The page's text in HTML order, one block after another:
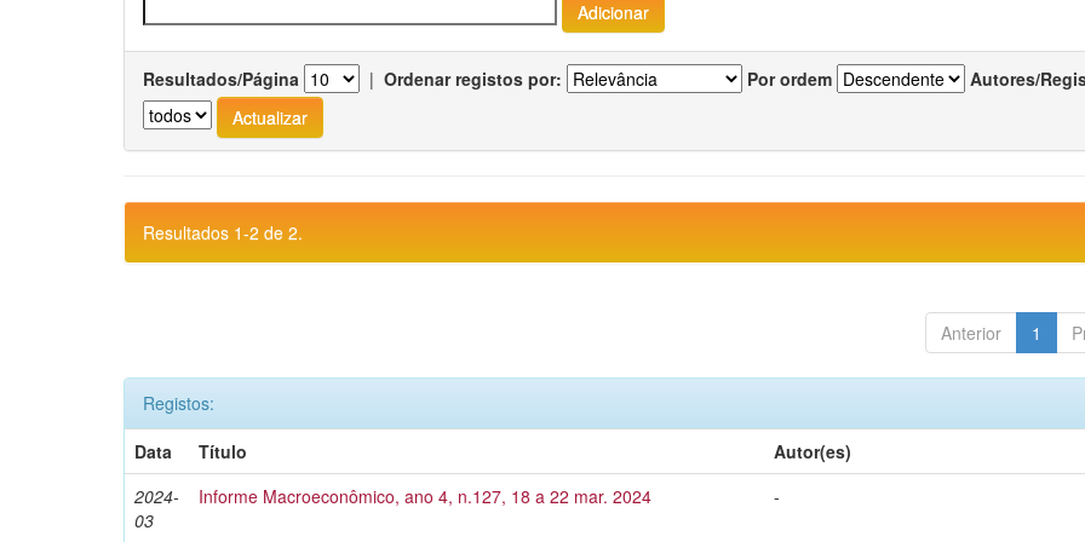
Resultados/Página | Ordenar registos por: Por ordem Autores/
Resultados 1-2 de 2.
Anterior 1
Registos:
Data
Título
Autor(es)
2024-
03
Informe Macroeconômico, ano 4, n.127, 18 a 22 mar. 2024 -